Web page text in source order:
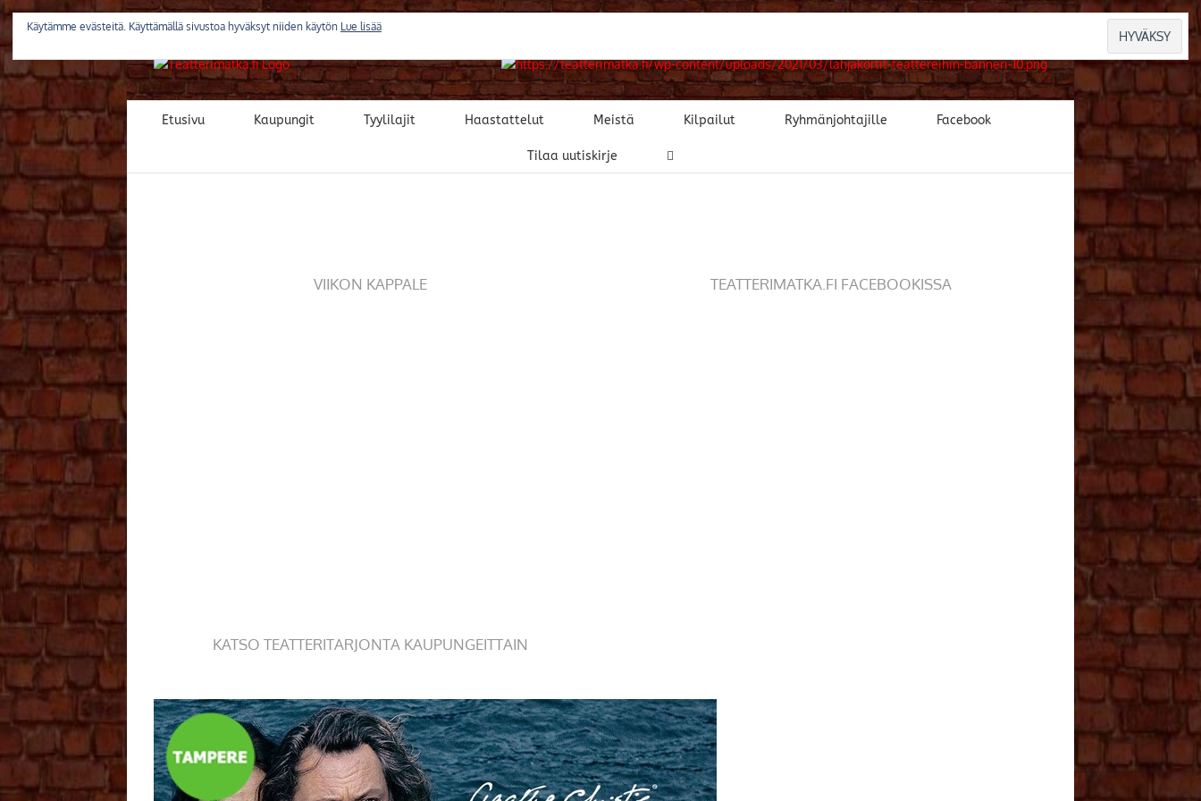
Skip
content
Etusivu Kaupungit Tyylilajit Haastattelut Meistä Kilpailut Ryhmänjohtajille Facebook
Tilaa uutiskirje
VIIKON KAPPALE
KATSO TEATTERITARJONTA KAUPUNGEITTAIN
TEATTERIMATKA.FI FACEBOOKISSA
Käytämme evästeitä. Käyttämällä sivustoa hyväksyt niiden käytön Lue lisää